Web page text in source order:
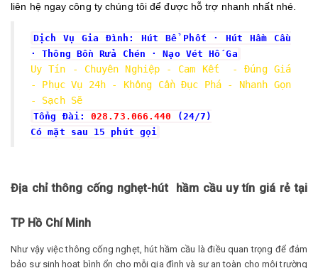
liên hệ ngay công ty chúng tôi để được hỗ trợ nhanh nhất nhé.
Dịch Vụ Gia Đình: Hút Bể Phốt · ‎Hút Hầm Cầu
· ‎Thông Bồn Rửa Chén · ‎Nạo Vét Hố Ga
Uy Tín - Chuyên Nghiệp - Cam Kết - Đúng Giá
- Phục Vụ 24h - Không Cần Đục Phá - Nhanh Gọn
- Sạch Sẽ
Tổng Đài: 028.73.066.440 (24/7)
Có mặt sau 15 phút gọi
Địa chỉ thông cống nghẹt-hút hầm cầu uy tín giá rẻ tại
TP Hồ Chí Minh
Như vậy việc thông cống nghẹt, hút hầm cầu là điều quan trọng để đảm
bảo sự sinh hoạt bình ổn cho mỗi gia đình và sự an toàn cho môi trường